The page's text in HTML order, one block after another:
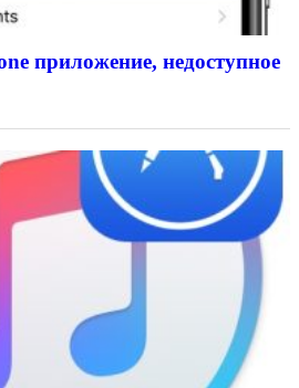
приложение, недоступное